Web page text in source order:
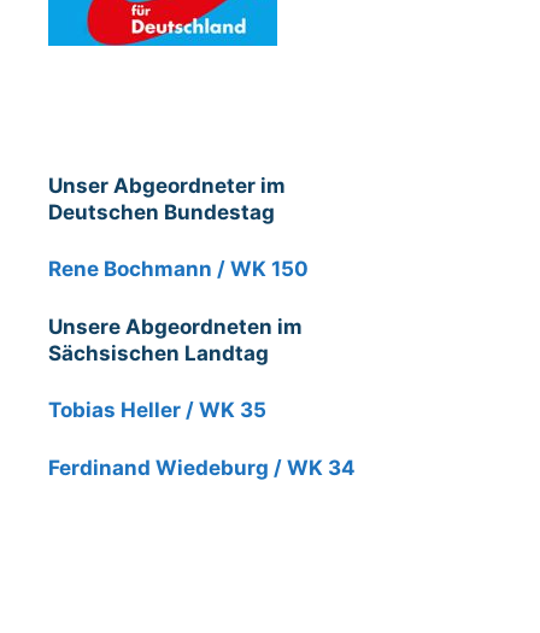
Unser Abgeordneter im
Deutschen Bundestag
Rene Bochmann / WK 150
Unsere Abgeordneten im
Sächsischen Landtag
Tobias Heller / WK 35
Ferdinand Wiedeburg / WK 34